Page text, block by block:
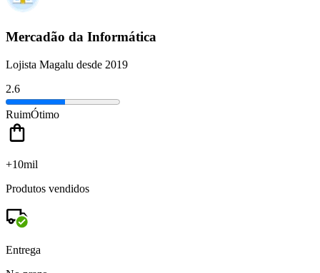
Mercadão da Informática
Lojista Magalu desde 2019
2.6
RuimÓtimo
+10mil
Produtos vendidos
Entrega